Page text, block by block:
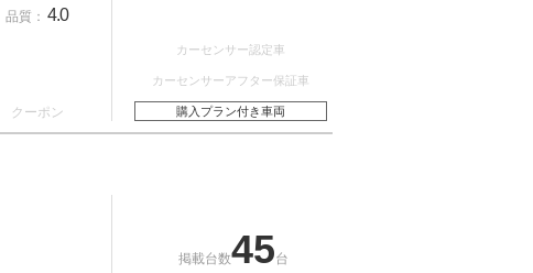
品質： 4.0
クーポン
カーセンサー認定車
カーセンサーアフター保証車
購入プラン付き車両
掲載台数45台